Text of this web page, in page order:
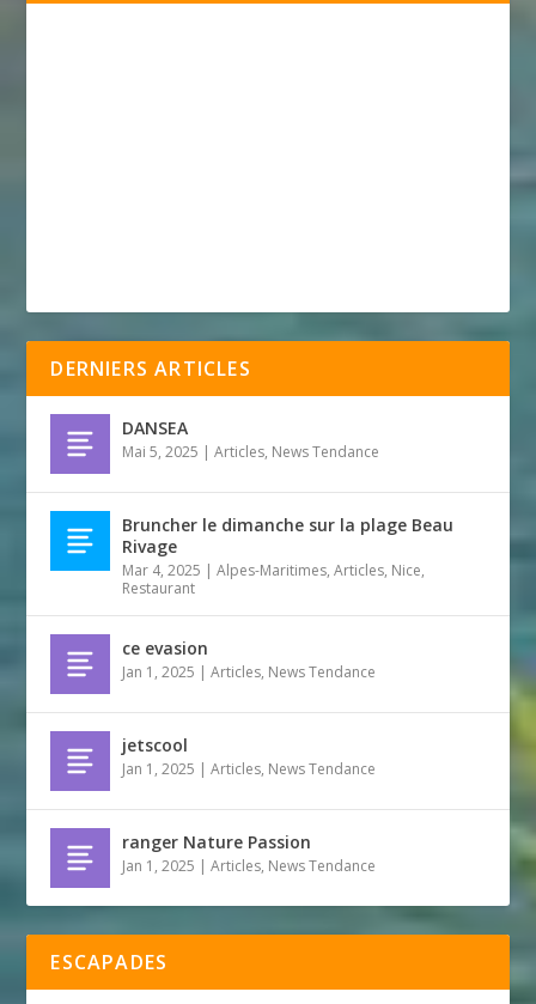
DERNIERS ARTICLES
DANSEA
Mai 5, 2025 |Articles, News Tendance
Bruncher le dimanche sur la plage Beau
Rivage
Mar 4, 2025 |Alpes-Maritimes,Articles, Nice,
Restaurant
ce evasion
Jan 1, 2025 |Articles, News Tendance
jetscool
Jan 1, 2025 |Articles, News Tendance
ranger Nature Passion
Jan 1, 2025 |Articles, News Tendance
ESCAPADES